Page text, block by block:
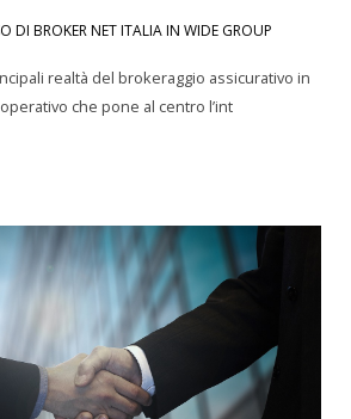
DI BROKER NET ITALIA IN WIDE GROUP
realtà del brokeraggio assicurativo in
che pone al centro l’int